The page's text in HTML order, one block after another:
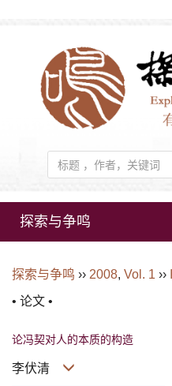
探索与争鸣
探索与争鸣 ›› 2008, Vol. 1 ››
• 论文 •
论冯契对人的本质的构造
李伏清